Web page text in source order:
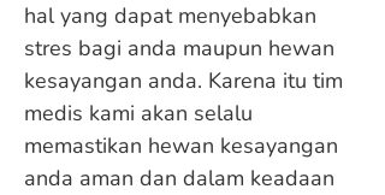
hal yang dapat menyebabkan
stres bagi anda maupun hewan
kesayangan anda. Karena itu tim
medis kami akan selalu
memastikan hewan kesayangan
anda aman dan dalam keadaan